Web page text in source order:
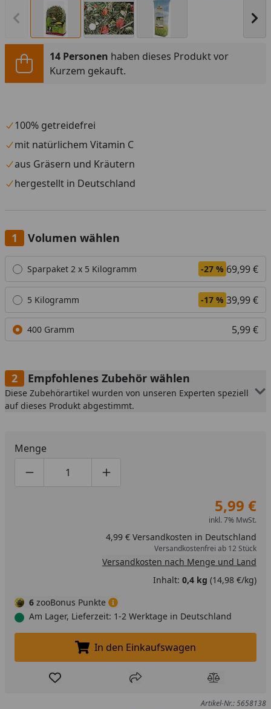
Vorheriges Bild anzeigen
14 Personen haben dieses Produkt vor
Kurzem gekauft.
100% getreidefrei
mit natürlichem Vitamin C
aus Gräsern und Kräutern
hergestellt in Deutschland
Volumen wählen
Alle anzeigen (3)
Sparpaket 2 x 5 Kilogramm -27 % 69,99 €
5 Kilogramm -17 % 39,99 €
400 Gramm 5,99 €
Empfohlenes Zubehör wählen
Diese Zubehörartikel wurden von unseren Experten speziell
auf dieses Produkt abgestimmt.
Menge
Produktmenge um eins verringern
Produktmenge manuell eingeben
Produktmenge um eins erhöhen
5,99 €
inkl. 7% MwSt.
4,99 € Versandkosten in Deutschland
Versandkostenfrei ab 12 Stück
Versandkosten nach Menge und Land
Inhalt: 0,4 kg (14,98 €/kg)
6 zooBonus Punkte
Am Lager, Lieferzeit: 1-2 Werktage in Deutschland
In den Einkaufswagen legen
In den Einkaufswagen
Produkt zur Wunschliste hinzufügen
Teilen Produkt
Artikel-Nr.: 5658138